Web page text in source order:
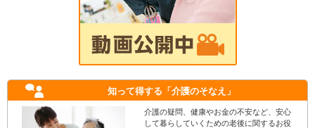
知って得する 「介護のそなえ」
介護の疑問、健康やお金の不安など、安心
して暮らしていくための老後に関するお役